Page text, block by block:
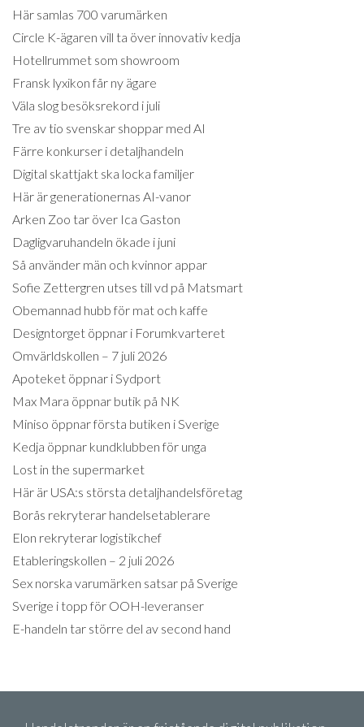
Här samlas 700 varumärken
Circle K-ägaren vill ta över innovativ kedja
Hotellrummet som showroom
Fransk lyxikon får ny ägare
Väla slog besöksrekord i juli
Tre av tio svenskar shoppar med AI
Färre konkurser i detaljhandeln
Digital skattjakt ska locka familjer
Här är generationernas AI-vanor
Arken Zoo tar över Ica Gaston
Dagligvaruhandeln ökade i juni
Så använder män och kvinnor appar
Sofie Zettergren utses till vd på Matsmart
Obemannad hubb för mat och kaffe
Designtorget öppnar i Forumkvarteret
Omvärldskollen – 7 juli 2026
Apoteket öppnar i Sydport
Max Mara öppnar butik på NK
Miniso öppnar första butiken i Sverige
Kedja öppnar kundklubben för unga
Lost in the supermarket
Här är USA:s största detaljhandelsföretag
Borås rekryterar handelsetablerare
Elon rekryterar logistikchef
Etableringskollen – 2 juli 2026
Sex norska varumärken satsar på Sverige
Sverige i topp för OOH-leveranser
E-handeln tar större del av second hand